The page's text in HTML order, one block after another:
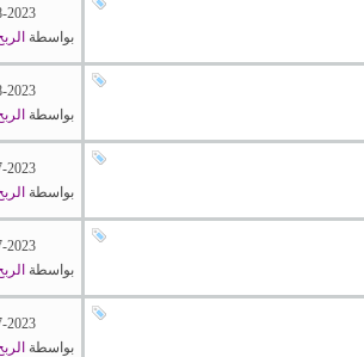
2023
بواسطة
2023
بواسطة
2023
بواسطة
2023
بواسطة
2023
بواسطة